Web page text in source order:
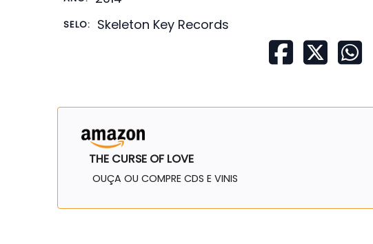
SELO: Skeleton Key Records
THE CURSE OF LOVE
OUÇA OU COMPRE CDS E VINIS